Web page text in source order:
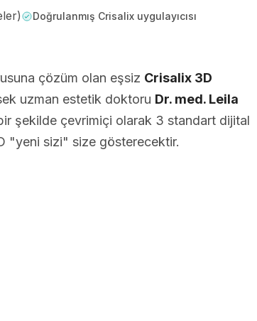
Doğrulanmış Crisalix uygulayıcısı
çözüm olan eşsiz Crisalix 3D
uzman estetik doktoru Dr. med. Leila
şekilde çevrimiçi olarak 3 standart dijital
"yeni sizi" size gösterecektir.